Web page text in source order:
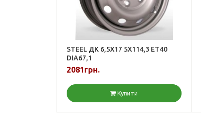
STEEL ДК 6,5X17 5X114,3 ET40
DIA67,1
2081грн.
Купити